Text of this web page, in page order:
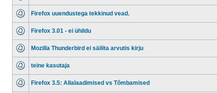
Firefox uuendustega tekkinud vead.
Firefox 3.01 - ei ühildu
Mozilla Thunderbird ei säilita arvutis kirju
teine kasutaja
Firefox 3.5: Allalaadimised vs Tõmbamised